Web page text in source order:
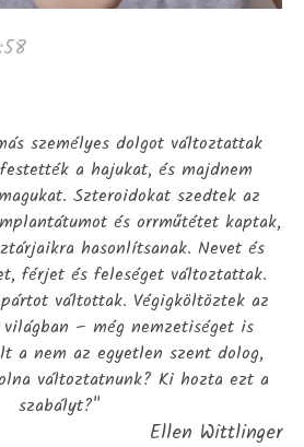
személyes dolgot változtattak
a hajukat, és majdnem
Szteroidokat szedtek az
és orrműtétet kaptak,
hasonlítsanak. Nevet és
férjet és feleséget változtattak.
váltottak. Végigköltöztek az
– még nemzetiséget is
a nem az egyetlen szent dolog,
változtatnunk? Ki hozta ezt a
szabályt?"
Ellen Wittlinger